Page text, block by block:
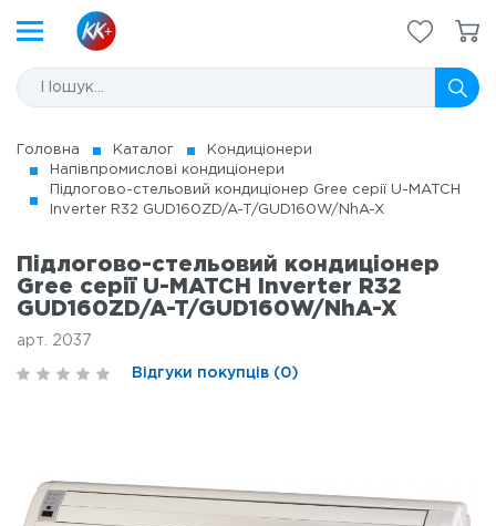
Головна Каталог
Кондиціонери
Напівпромислові кондиціонери
Підлогово-стельовий кондиціонер Gree серії U-MATCH
Inverter R32 GUD160ZD/A-T/GUD160W/NhA-X
Підлогово-стельовий кондиціонер
Gree серії U-MATCH Inverter R32
GUD160ZD/A-T/GUD160W/NhA-X
арт. 2037
Відгуки покупців (0)